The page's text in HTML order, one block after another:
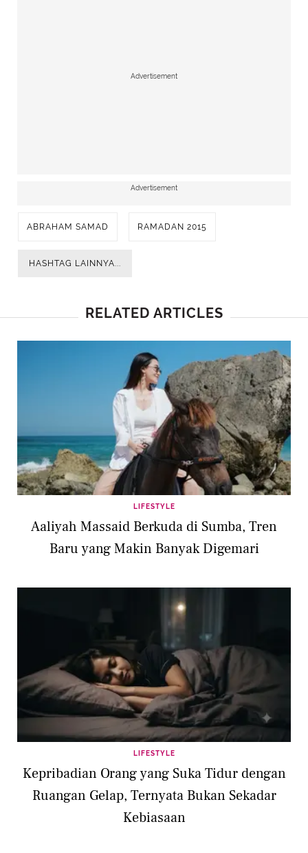
Advertisement
Advertisement
ABRAHAM SAMAD RAMADAN 2015
HASHTAG LAINNYA...
RELATED ARTICLES
LIFESTYLE
Aaliyah Massaid Berkuda di Sumba, Tren
Baru yang Makin Banyak Digemari
LIFESTYLE
Kepribadian Orang yang Suka Tidur dengan
Ruangan Gelap, Ternyata Bukan Sekadar
Kebiasaan